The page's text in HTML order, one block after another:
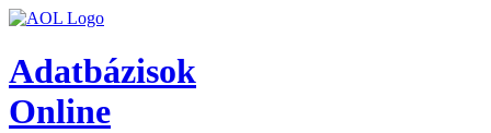
Adatbázisok
Online